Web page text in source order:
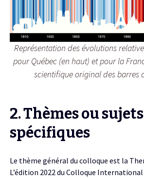
Représentation des évolutions
pour Québec (en haut) et pour la
scientifique original des barres
2. Thèmes ou sujets
spécifiques
Le thème général du colloque est la
L’édition 2022 du Colloque